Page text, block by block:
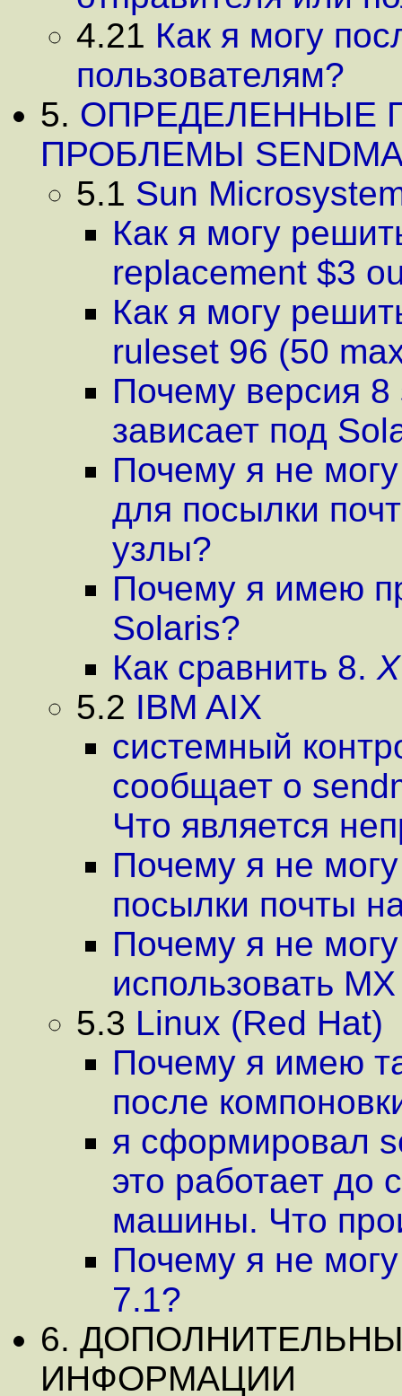
4.21 Как я могу
пользователям?
5. ОПРЕДЕЛЕННЫЕ
ПРОБЛЕМЫ
5.1 Sun
Как я могу
replacement $3
Как я могу
ruleset 96 (50
Почему версия 8
зависает под
Почему я не
для посылки
узлы?
Почему я имею
Solaris?
Как сравнить 8. X
5.2 IBM AIX
системный
сообщает о
Что является
Почему я не
посылки почты
Почему я не
использовать
5.3 Linux (Red Hat)
Почему я имею
после
я сформировал
это работает до
машины. Что
Почему я не
7.1?
6.
ИНФОРМАЦИИ